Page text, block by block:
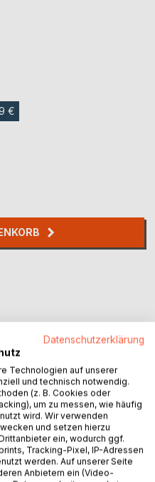
€
Manipulation und
sind die einst
gezähmt und
Datenschutzerklärung
Technologien auf unserer
und technisch notwendig.
(z. B. Cookies oder
um zu messen, wie häufig
wird. Wir verwenden
und setzen hierzu
ein, wodurch ggf.
Tracking-Pixel, IP-Adressen
werden. Auf unserer Seite
Anbietern ein (Video-